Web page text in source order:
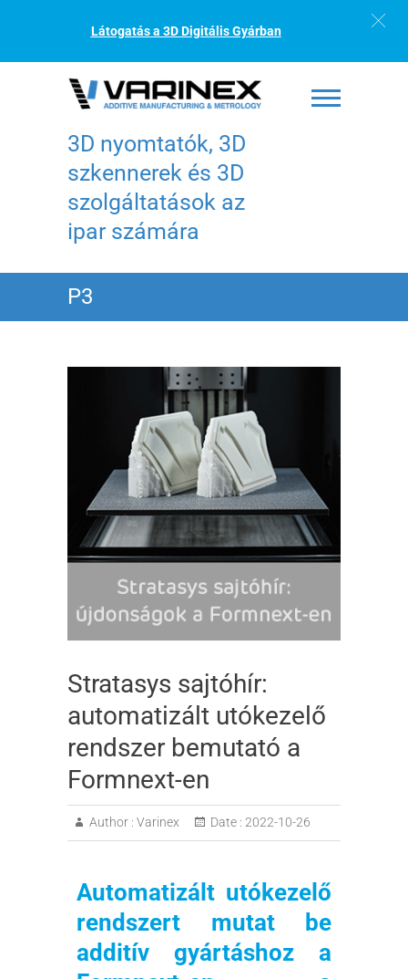
Látogatás a 3D Digitális Gyárban
3D nyomtatók, 3D
szkennerek és 3D
szolgáltatások az
ipar számára
P3
Stratasys sajtóhír:
automatizált utókezelő
rendszer bemutató a
Formnext-en
Author : Varinex Date : 2022-10-26
Automatizált utókezelő
rendszert mutat be
additív gyártáshoz a